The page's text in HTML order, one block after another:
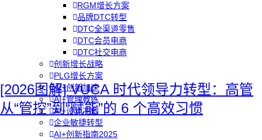
RGM增长方案
品牌DTC转型
DTC全渠道零售
DTC会员电商
DTC社交电商
创新增长战略
PLG增长方案
AI+创新加速
AI+管理教练
AI+设计冲刺
企业敏捷转型
AI+创新指南2025
[2026图解] VUCA 时代领导力转型：高管
从“管控”到“赋能”的 6 个高效习惯